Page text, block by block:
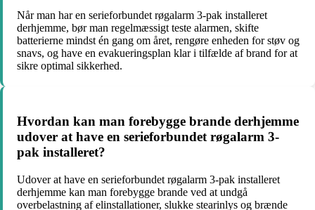
Når man har en serieforbundet røgalarm 3-pak installeret
derhjemme, bør man regelmæssigt teste alarmen, skifte
batterierne mindst én gang om året, rengøre enheden for støv og
snavs, og have en evakueringsplan klar i tilfælde af brand for at
sikre optimal sikkerhed.
Hvordan kan man forebygge brande derhjemme
udover at have en serieforbundet røgalarm 3-
pak installeret?
Udover at have en serieforbundet røgalarm 3-pak installeret
derhjemme kan man forebygge brande ved at undgå
overbelastning af elinstallationer, slukke stearinlys og brænde